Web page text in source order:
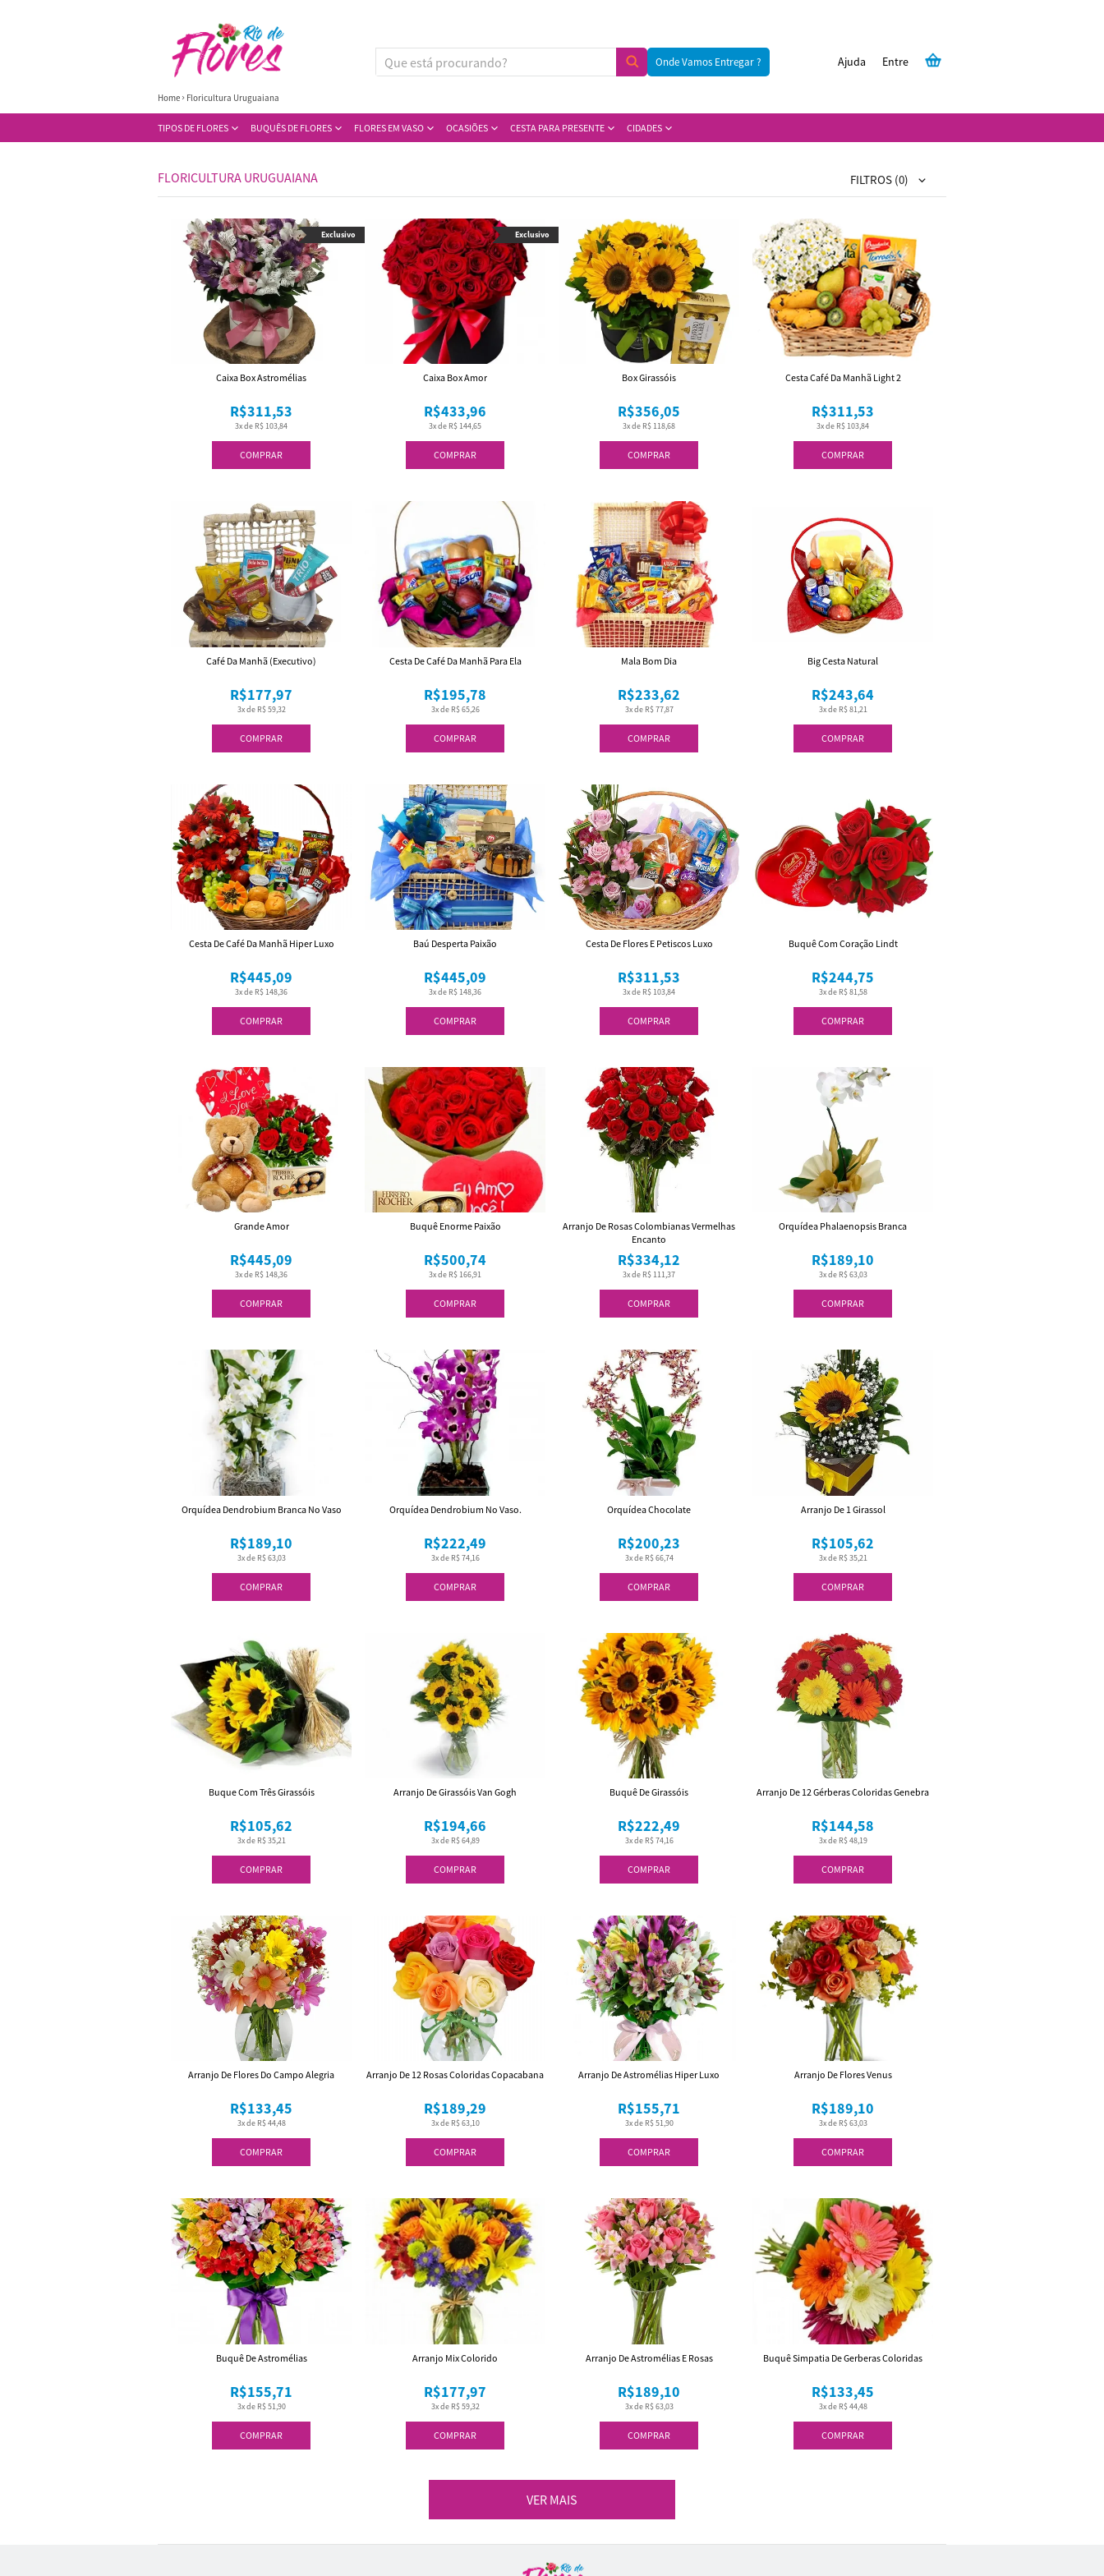
Onde Vamos Entregar ? Entre
Ajuda
TIPOS DE FLORES BUQUÊS DE FLORES FLORES EM VASO OCASIÕES CESTA PARA PRESENTE CIDADES
Home Floricultura Uruguaiana
FLORICULTURA URUGUAIANA FILTROS (0)
COMPRAR
3x de R$ 103,84
R$311,53
Caixa Box Astromélias
Exclusivo
COMPRAR
3x de R$ 144,65
R$433,96
Caixa Box Amor
Exclusivo
COMPRAR
3x de R$ 118,68
R$356,05
Box Girassóis
COMPRAR
3x de R$ 103,84
R$311,53
Cesta Café Da Manhã Light 2
COMPRAR
3x de R$ 59,32
R$177,97
Café Da Manhã (Executivo)
COMPRAR
3x de R$ 65,26
R$195,78
Cesta De Café Da Manhã Para Ela
COMPRAR
3x de R$ 77,87
R$233,62
Mala Bom Dia
COMPRAR
3x de R$ 81,21
R$243,64
Big Cesta Natural
COMPRAR
3x de R$ 148,36
R$445,09
Cesta De Café Da Manhã Hiper Luxo
COMPRAR
3x de R$ 148,36
R$445,09
Baú Desperta Paixão
COMPRAR
3x de R$ 103,84
R$311,53
Cesta De Flores E Petiscos Luxo
COMPRAR
3x de R$ 81,58
R$244,75
Buquê Com Coração Lindt
COMPRAR
3x de R$ 148,36
R$445,09
Grande Amor
COMPRAR
3x de R$ 166,91
R$500,74
Buquê Enorme Paixão
COMPRAR
3x de R$ 111,37
R$334,12
Arranjo De Rosas Colombianas Vermelhas
Encanto
COMPRAR
3x de R$ 63,03
R$189,10
Orquídea Phalaenopsis Branca
COMPRAR
3x de R$ 63,03
R$189,10
Orquídea Dendrobium Branca No Vaso
COMPRAR
3x de R$ 74,16
R$222,49
Orquídea Dendrobium No Vaso.
COMPRAR
3x de R$ 66,74
R$200,23
Orquídea Chocolate
COMPRAR
3x de R$ 35,21
R$105,62
Arranjo De 1 Girassol
COMPRAR
3x de R$ 35,21
R$105,62
Buque Com Três Girassóis
COMPRAR
3x de R$ 64,89
R$194,66
Arranjo De Girassóis Van Gogh
COMPRAR
3x de R$ 74,16
R$222,49
Buquê De Girassóis
COMPRAR
3x de R$ 48,19
R$144,58
Arranjo De 12 Gérberas Coloridas Genebra
COMPRAR
3x de R$ 44,48
R$133,45
Arranjo De Flores Do Campo Alegria
COMPRAR
3x de R$ 63,10
R$189,29
Arranjo De 12 Rosas Coloridas Copacabana
COMPRAR
3x de R$ 51,90
R$155,71
Arranjo De Astromélias Hiper Luxo
COMPRAR
3x de R$ 63,03
R$189,10
Arranjo De Flores Venus
COMPRAR
3x de R$ 51,90
R$155,71
Buquê De Astromélias
COMPRAR
3x de R$ 59,32
R$177,97
Arranjo Mix Colorido
COMPRAR
3x de R$ 63,03
R$189,10
Arranjo De Astromélias E Rosas
COMPRAR
3x de R$ 44,48
R$133,45
Buquê Simpatia De Gerberas Coloridas
VER MAIS